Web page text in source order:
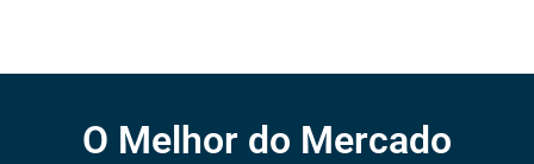
O Melhor do Mercado